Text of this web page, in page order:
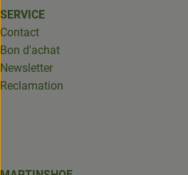
SERVICE
Contact
Bon d'achat
Newsletter
Reclamation